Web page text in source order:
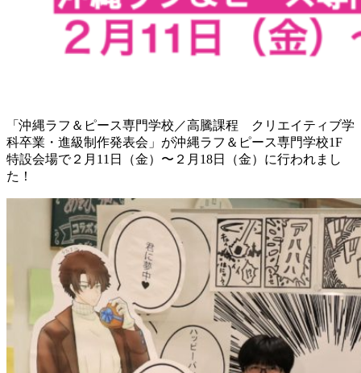
「沖縄ラフ＆ピース専門学校／高騰課程 クリエイティブ学
科卒業・進級制作発表会」が沖縄ラフ＆ピース専門学校1F
特設会場で２月11日（金）〜２月18日（金）に行われまし
た！